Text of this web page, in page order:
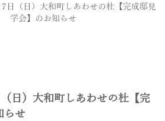
日（日）大和町しあわせの杜【完成邸見
学会】のお知らせ
日）大和町しあわせの杜【完
らせ